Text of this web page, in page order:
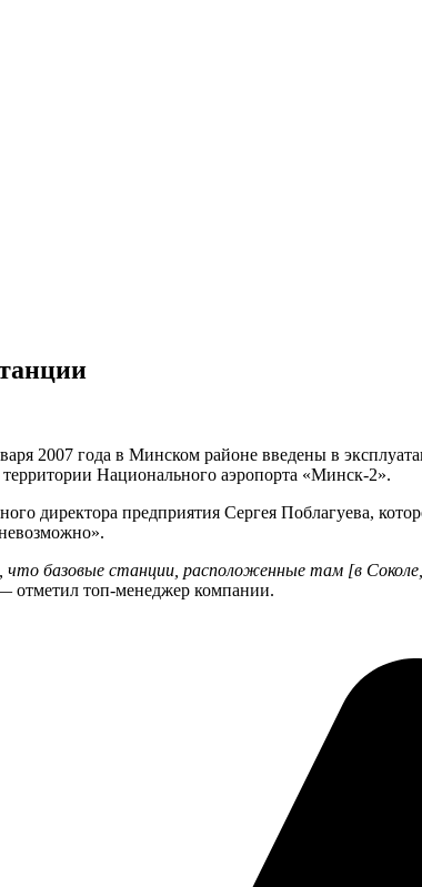
2007 года в Минском районе введены в
Национального аэропорта «Минск-2».
директора предприятия Сергея Поблагуева,
что базовые станции, расположенные там [в
отметил топ-менеджер компании.